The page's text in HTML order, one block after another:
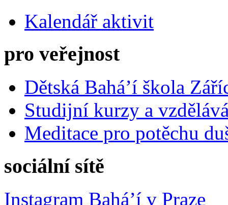
Kalendář aktivit
pro veřejnost
Dětská Bahá’í škola
Studijní kurzy a
Meditace pro potěchu
sociální sítě
Instagram Bahá’í v Praze